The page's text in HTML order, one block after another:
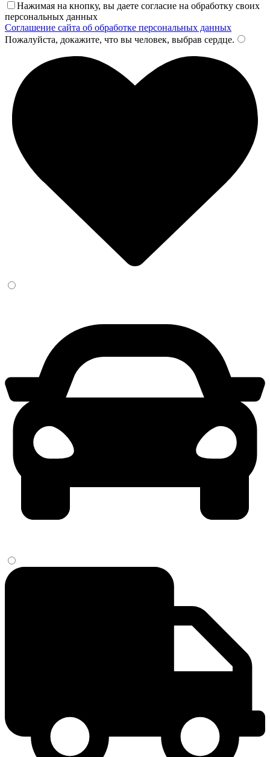
Нажимая на кнопку, вы даете согласие на обработку своих
персональных данных
Соглашение сайта об обработке персональных данных
Пожалуйста, докажите, что вы человек, выбрав сердце.